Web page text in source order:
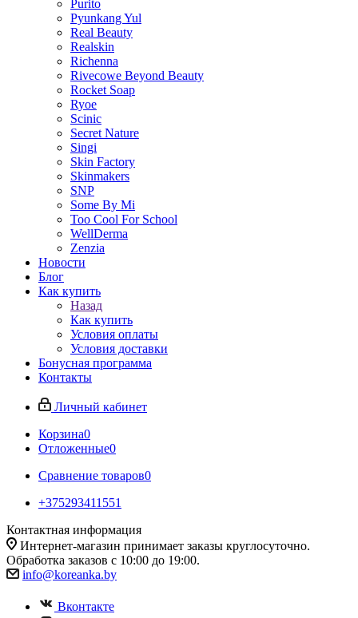
Purito
Pyunkang Yul
Real Beauty
Realskin
Richenna
Rivecowe Beyond Beauty
Rocket Soap
Ryoe
Scinic
Secret Nature
Singi
Skin Factory
Skinmakers
SNP
Some By Mi
Too Cool For School
WellDerma
Zenzia
Новости
Блог
Как купить
Назад
Как купить
Условия оплаты
Условия доставки
Бонусная программа
Контакты
Личный кабинет
Корзина0
Отложенные0
Сравнение товаров0
+375293411551
Контактная информация
Интернет-магазин принимает заказы круглосуточно.
Обработка заказов с 10:00 до 19:00.
info@koreanka.by
Вконтакте